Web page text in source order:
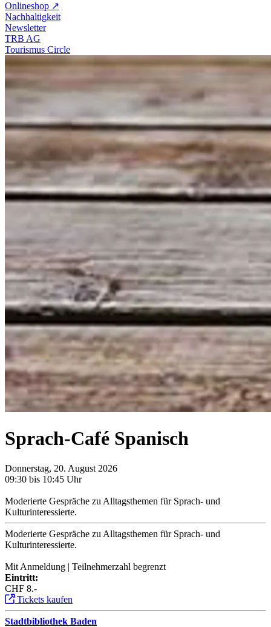
Onlineshop ↗
Nachhaltigkeit
Newsletter
TRB AG
Tourismus Circle
Sprach-Café Spanisch
Donnerstag, 20. August 2026
09:30 bis 10:45 Uhr
Moderierte Gespräche zu Alltagsthemen für Sprach- und
Kulturinteressierte.
Moderierte Gespräche zu Alltagsthemen für Sprach- und
Kulturinteressierte.
Mit Anmeldung | Teilnehmerzahl begrenzt
Eintritt:
CHF 8.-
Tickets kaufen
Stadtbibliothek Baden